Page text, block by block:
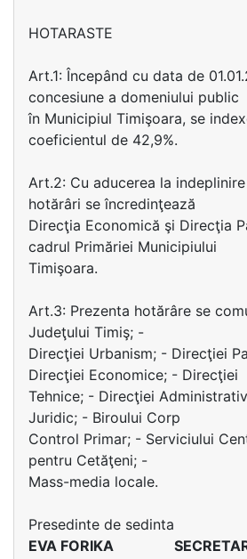
HOTARASTE
Art.1: Începând cu data de
concesiune a domeniului public
în Municipiul Timişoara, se
coeficientul de 42,9%.
Art.2: Cu aducerea la
hotărâri se încredinţează
Direcţia Economică şi Direcţia
cadrul Primăriei Municipiului
Timişoara.
Art.3: Prezenta hotărâre se
Judeţului Timiş; -
Direcţiei Urbanism; - Direcţiei
Direcţiei Economice; - Direcţiei
Tehnice; - Direcţiei
Juridic; - Biroului Corp
Control Primar; - Serviciului
pentru Cetăţeni; -
Mass-media locale.
Presedinte de sedinta
EVA FORIKA